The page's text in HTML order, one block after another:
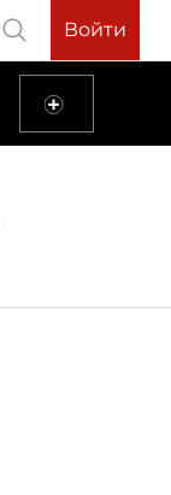
Войти